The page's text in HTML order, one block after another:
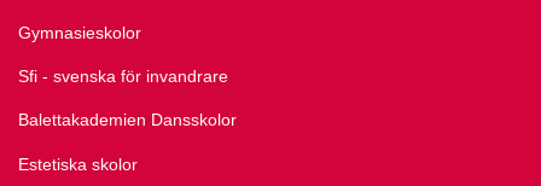
Gymnasieskolor
Sfi - svenska för invandrare
Balettakademien Dansskolor
Estetiska skolor